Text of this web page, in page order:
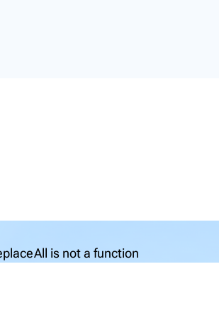
is not a function